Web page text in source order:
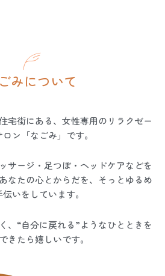
みについて
宅街にある、女性専用のリラクゼー
ン「なごみ」です。
サージ・足つぼ・ヘッドケアなどを
なたの心とからだを、そっとゆるめ
伝いをしています。
、“自分に戻れる”ようなひとときを
きたら嬉しいです。